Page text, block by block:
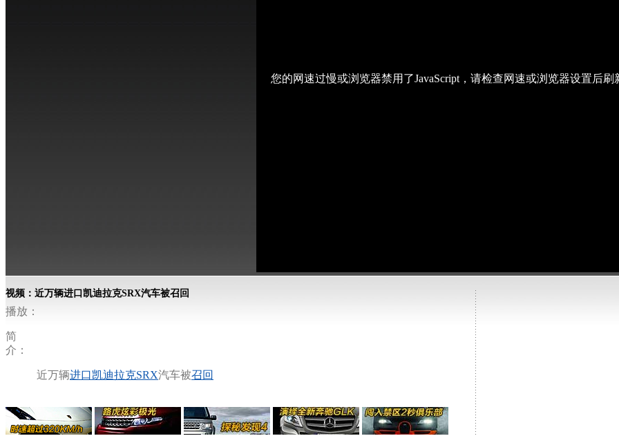
您的网速过慢或浏览器禁用了JavaScript，请检查网速或浏览器设置后刷
视频：近万辆进口凯迪拉克SRX汽车被召回
播放：
简
介：
近万辆进口凯迪拉克SRX汽车被召回